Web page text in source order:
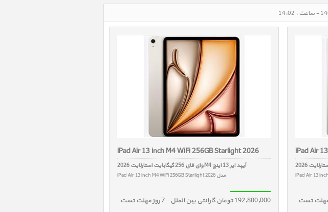
iPad Air
iPad Air 13 inch M4 WiFi 256GB Starlight 2026
آیپد ایر 13 اینچ M4 وای فای 256 گیگابایت استارلایت 2026
مدل iPad Air 13 inch M4 WiFi 256GB Starlight 2026
192,800,000 تومان گارانتی بین الملل - 7 روز مهلت تست